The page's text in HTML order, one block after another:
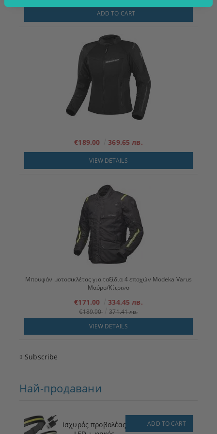
ADD TO CART
€189.00 369.65 лв.
VIEW DETAILS
Μπουφάν μοτοσικλέτας για ταξίδια 4 εποχών Modeka Varus
Μαύρο/Κίτρινο
€171.00 334.45 лв.
€189.90
371.41 лв.
VIEW DETAILS
Subscribe
Най-продавани
Ισχυρός προβολέας
ADD TO CART